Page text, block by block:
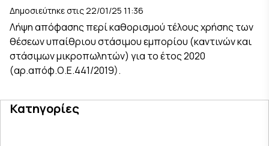
Δημοσιεύτηκε στις 22/01/25 11:36
Λήψη απόφασης περί καθορισμού τέλους χρήσης των
θέσεων υπαίθριου στάσιμου εμπορίου (καντινών και
στάσιμων μικροπωλητών) για το έτος 2020
(αρ.απόφ.Ο.Ε.441/2019).
Κατηγορίες